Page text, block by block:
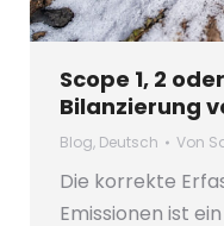
Scope 1, 2
Bilanzierung
Blog, Deutsch Von
Die korrekte
Emissionen ist